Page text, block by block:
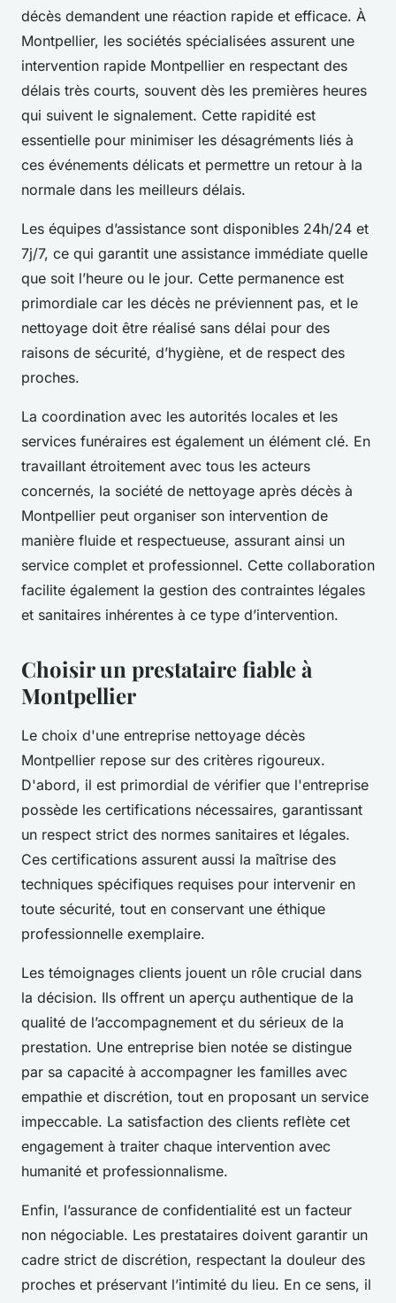
décès demandent une réaction rapide et efficace. À
Montpellier, les sociétés spécialisées assurent une
intervention rapide Montpellier en respectant des
délais très courts, souvent dès les premières heures
qui suivent le signalement. Cette rapidité est
essentielle pour minimiser les désagréments liés à
ces événements délicats et permettre un retour à la
normale dans les meilleurs délais.
Les équipes d’assistance sont disponibles 24h/24 et
7j/7, ce qui garantit une assistance immédiate quelle
que soit l’heure ou le jour. Cette permanence est
primordiale car les décès ne préviennent pas, et le
nettoyage doit être réalisé sans délai pour des
raisons de sécurité, d’hygiène, et de respect des
proches.
La coordination avec les autorités locales et les
services funéraires est également un élément clé. En
travaillant étroitement avec tous les acteurs
concernés, la société de nettoyage après décès à
Montpellier peut organiser son intervention de
manière fluide et respectueuse, assurant ainsi un
service complet et professionnel. Cette collaboration
facilite également la gestion des contraintes légales
et sanitaires inhérentes à ce type d’intervention.
Choisir un prestataire fiable à
Montpellier
Le choix d'une entreprise nettoyage décès
Montpellier repose sur des critères rigoureux.
D'abord, il est primordial de vérifier que l'entreprise
possède les certifications nécessaires, garantissant
un respect strict des normes sanitaires et légales.
Ces certifications assurent aussi la maîtrise des
techniques spécifiques requises pour intervenir en
toute sécurité, tout en conservant une éthique
professionnelle exemplaire.
Les témoignages clients jouent un rôle crucial dans
la décision. Ils offrent un aperçu authentique de la
qualité de l’accompagnement et du sérieux de la
prestation. Une entreprise bien notée se distingue
par sa capacité à accompagner les familles avec
empathie et discrétion, tout en proposant un service
impeccable. La satisfaction des clients reflète cet
engagement à traiter chaque intervention avec
humanité et professionnalisme.
Enfin, l’assurance de confidentialité est un facteur
non négociable. Les prestataires doivent garantir un
cadre strict de discrétion, respectant la douleur des
proches et préservant l’intimité du lieu. En ce sens, il